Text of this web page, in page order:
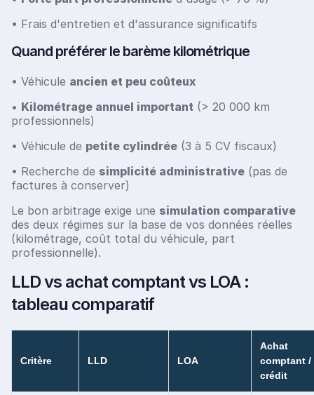
• Frais d'entretien et d'assurance significatifs
Quand préférer le barème kilométrique
• Véhicule ancien et peu coûteux
• Kilométrage annuel important (> 20 000 km
professionnels)
• Véhicule de petite cylindrée (3 à 5 CV fiscaux)
• Recherche de simplicité administrative (pas de
factures à conserver)
Le bon arbitrage exige une simulation comparative
des deux régimes sur la base de vos données réelles
(kilométrage, coût total du véhicule, part
professionnelle).
LLD vs achat comptant vs LOA :
tableau comparatif
Critère LLD LOA
Achat
comptant /
crédit